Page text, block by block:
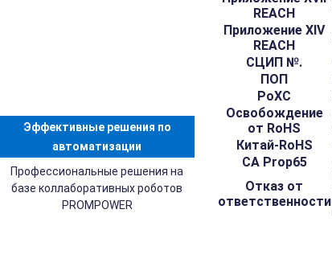
Эффективные решения по
автоматизации
Профессиональные решения на
базе коллаборативных роботов
PROMPOWER
REACH
Приложение XIV
REACH
СЦИП №.
ПОП
РоХС
Освобождение
от RoHS
Китай-RoHS
CA Prop65
Отказ от
ответственности